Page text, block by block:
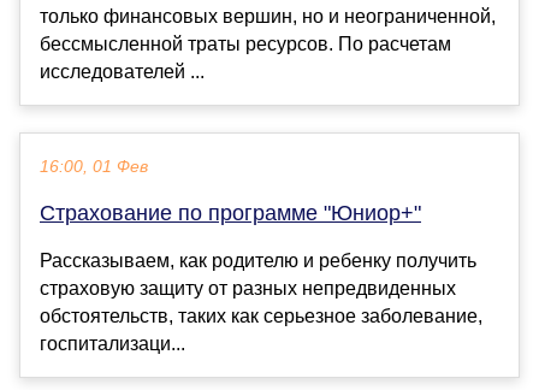
только финансовых вершин, но и неограниченной,
бессмысленной траты ресурсов. По расчетам
исследователей ...
16:00, 01 Фев
Страхование по программе "Юниор+"
Рассказываем, как родителю и ребенку получить
страховую защиту от разных непредвиденных
обстоятельств, таких как серьезное заболевание,
госпитализаци...